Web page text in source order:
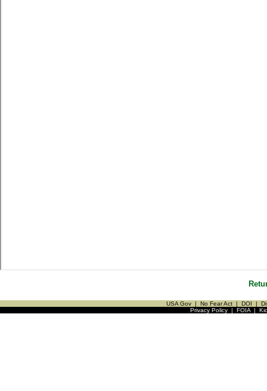
USA Gov | No Fear Act | DOI |
Privacy Policy| FOIA|